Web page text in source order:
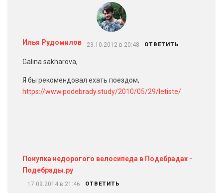
Илья Рудомилов 23.10.2012 в 20:48 ОТВЕТИТЬ
Galina sakharova,
Я бы рекомендовал ехать поездом,
https://www.podebrady.study/2010/05/29/letiste/
Покупка недорогого велосипеда в Подебрадах -
Подебрады.ру
17.09.2014 в 21:46 ОТВЕТИТЬ